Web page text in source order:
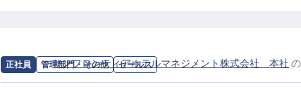
お客様一人ひとりに寄り添い、最高の思い出作りの一助と
か。
正社員 管理部門・その他 セールス
求人情報：サンフロンティアホテルマネジメント株式会社 本社 の